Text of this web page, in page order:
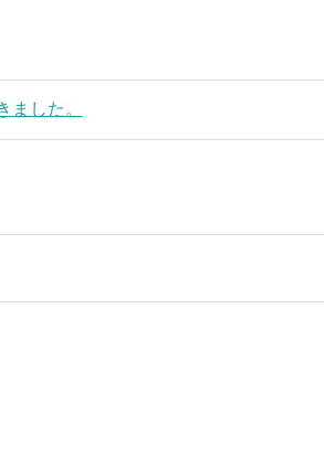
した。